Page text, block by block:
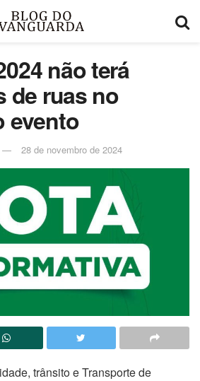
não terá
de ruas no
evento
28 de novembro de 2024
trânsito e Transporte de